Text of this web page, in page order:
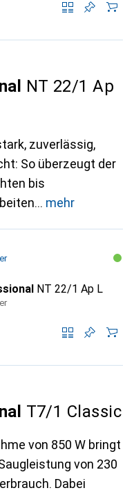
NT 22/1 Ap
zuverlässig,
So überzeugt der
bis
mehr
NT 22/1 Ap L
T7/1 Classic
von 850 W bringt
von 230
Dabei